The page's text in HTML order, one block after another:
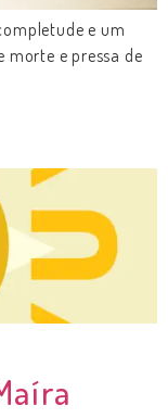
e um
morte e pressa de